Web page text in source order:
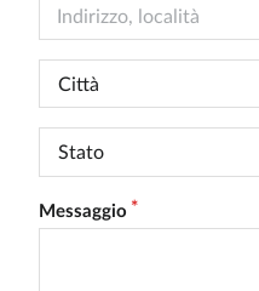
Città
Stato
Messaggio